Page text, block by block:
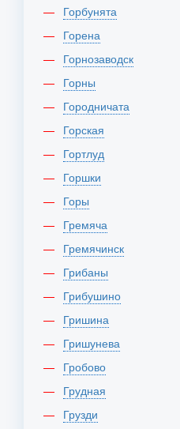
Горбунята
Горена
Горнозаводск
Горны
Городничата
Горская
Гортлуд
Горшки
Горы
Гремяча
Гремячинск
Грибаны
Грибушино
Гришина
Гришунева
Гробово
Грудная
Грузди